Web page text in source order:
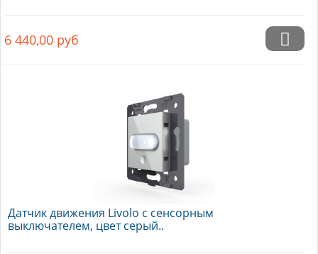
6 440,00 руб
Датчик движения Livolo с сенсорным
выключателем, цвет серый..